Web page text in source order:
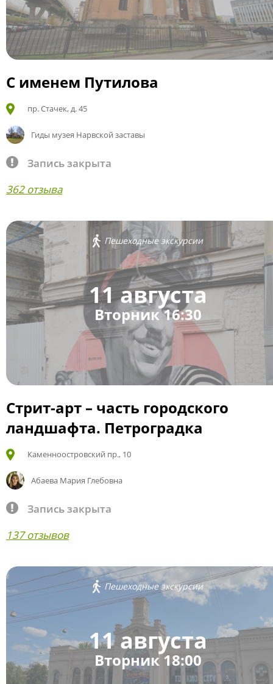
С именем Путилова
пр. Стачек, д. 45
Гиды музея Нарвской заставы
Запись закрыта
362 отзыва
Пешеходные экскурсии
11 августа
Вторник 16:30
Стрит-арт – часть городского
ландшафта. Петроградка
Каменноостровский пр., 10
Абаева Мария Глебовна
Запись закрыта
137 отзывов
Пешеходные экскурсии
11 августа
Вторник 18:00